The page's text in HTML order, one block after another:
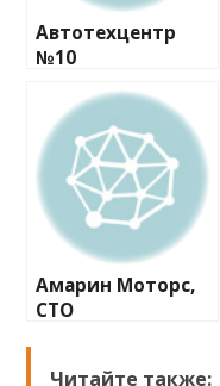
Автотехцентр
№10
Амарин Моторс,
СТО
Читайте также: